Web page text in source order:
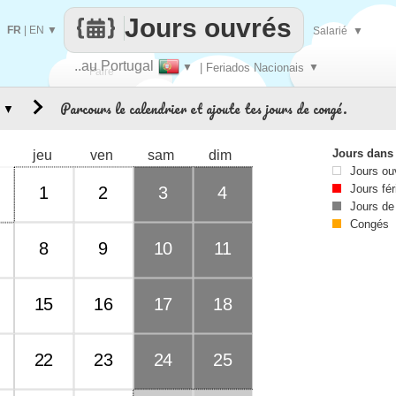
Faire
..au Portugal ▼ | Feriados Nacionais ▼
Jours ouvrés
FR EN ▼ Salarié ▼
Parcours le calendrier et ajoute tes jours de congé.
jeu ven sam dim
1 2 3 4
8 9 10 11
15 16 17 18
22 23 24 25
▼
Jours
Jours
Jours
Jours
Congés